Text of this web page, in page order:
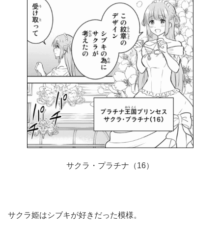
サクラ・プラチナ（16）
サクラ姫はシブキが好きだった模様。